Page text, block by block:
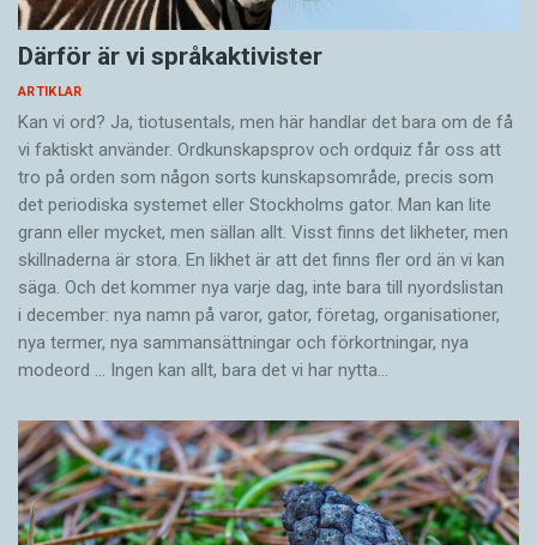
Därför är vi språkaktivister
ARTIKLAR
Kan vi ord? Ja, tiotusentals, men här handlar det bara om de få
vi faktiskt använder. Ordkunskapsprov och ordquiz får oss att
tro på orden som någon sorts kunskapsområde, precis som
det periodiska systemet eller Stockholms gator. Man kan lite
grann eller mycket, men sällan allt. Visst finns det likheter, men
skillnaderna är stora. En likhet är att det finns fler ord än vi kan
säga. Och det kommer nya varje dag, inte bara till nyordslistan
i december: nya namn på varor, gator, företag, organisationer,
nya termer, nya samman­sättningar och förkortningar, nya
modeord … Ingen kan allt, bara det vi har nytta…